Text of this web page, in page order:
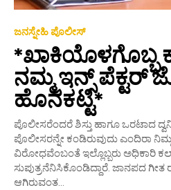
ಜನಸ್ನೇಹಿ ಪೊಲೀಸ್
*ಖಾಕಿಯೊಳಗೊಬ್ಬ
ನಮ್ಮ ಇನ್ಸ್ ಪೆಕ್ಟರ್
ಹೊನಕಟ್ಟಿ*
ಪೊಲೀಸರೆಂದರೆ ಶಿಸ್ತು ಹಾಗೂ ಒರಟಾದ
ಪೊಲೀಸರನ್ನೇ ಕಂಡಿರುವುದು ಎಂದಿರಾ
ವಿರೋಧವೆಂಬಂತೆ ಇಲ್ಲೊಬ್ಬರು ಅಧಿಕಾರಿ
ಸುಪುತ್ರನೆನಿಸಿಕೊಂಡಿದ್ದಾರೆ. ಜಾನಪದ ಗೀತ ರಚನೆಕಾರರು ಹಾಗೂ ಗಾಯಕರು
ಆಗಿರುವಂತ...